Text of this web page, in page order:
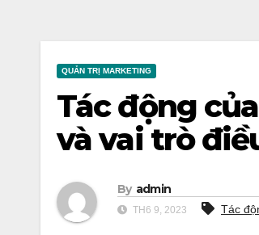
QUẢN TRỊ MARKETING
Tác động
và vai trò
By admin
TH6 9, 2023 Tác